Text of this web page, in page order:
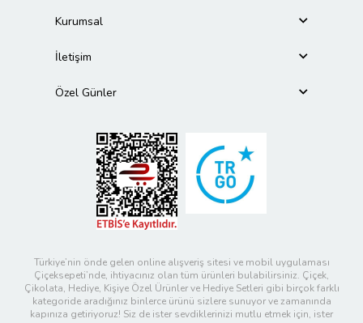
Kurumsal
İletişim
Özel Günler
Türkiye’nin önde gelen online alışveriş sitesi ve mobil uygulaması
Çiçeksepeti’nde, ihtiyacınız olan tüm ürünleri bulabilirsiniz. Çiçek,
Çikolata, Hediye, Kişiye Özel Ürünler ve Hediye Setleri gibi birçok farklı
kategoride aradığınız binlerce ürünü sizlere sunuyor ve zamanında
kapınıza getiriyoruz! Siz de ister sevdiklerinizi mutlu etmek için, ister